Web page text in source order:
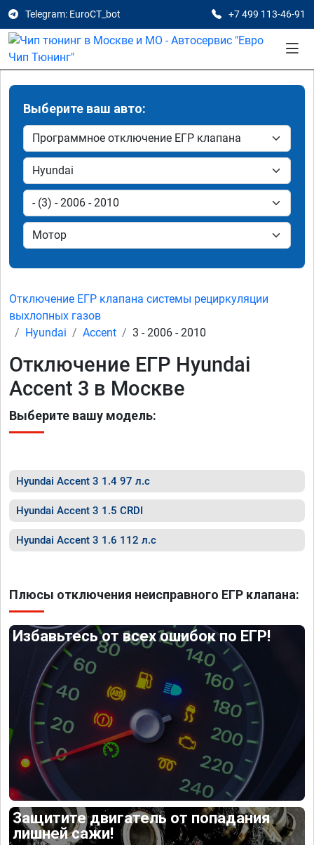
Telegram: EuroCT_bot +7 499 113-46-91
Выберите ваш авто:
Отключение ЕГР клапана системы рециркуляции
выхлопных газов
Hyundai
Accent 3 - 2006 - 2010
Отключение ЕГР Hyundai
Accent 3 в Москве
Выберите вашу модель:
Hyundai Accent 3 1.4 97 л.с
Hyundai Accent 3 1.5 CRDI
Hyundai Accent 3 1.6 112 л.с
Плюсы отключения неисправного ЕГР клапана:
Избавьтесь от всех ошибок по ЕГР!
Защитите двигатель от попадания
лишней сажи!